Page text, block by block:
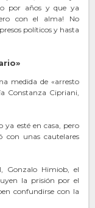
por años y que ya
con el alma! No
políticos y hasta
medida de «arresto
Constanza Cipriani,
esté en casa, pero
con unas cautelares
Gonzalo Himiob, el
la prisión por el
confundirse con la